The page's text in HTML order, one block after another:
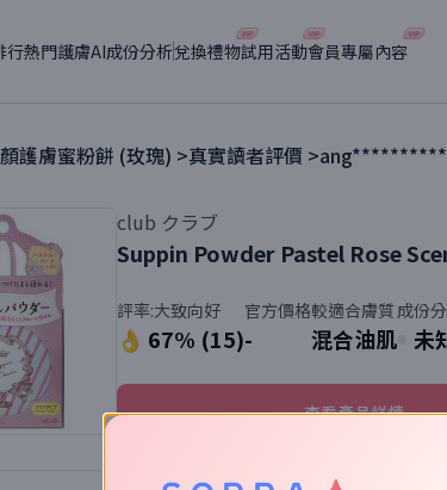
行熱門護膚AI成份分析兌換禮物試用活動會員專屬內容
護膚蜜粉餅 (玫瑰) >真實讀者評價 >
club クラブ
Suppin Powder Pastel Rose
評率:大致向好
👌 67% (15)
官方價格
-
較適合膚質
混合油肌
成份
未
查看產品詳情